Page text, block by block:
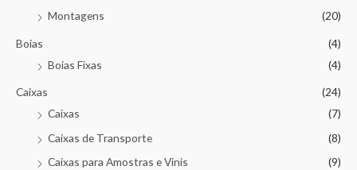
Montagens
(20)
Boias
(4)
Boias Fixas
(4)
Caixas
(24)
Caixas
(7)
Caixas de Transporte
(8)
Caixas para Amostras e Vinis
(9)